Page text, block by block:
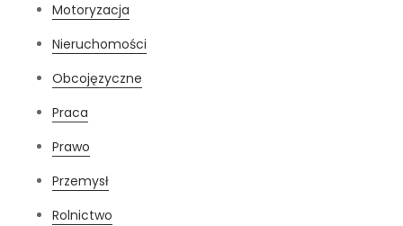
Motoryzacja
Nieruchomości
Obcojęzyczne
Praca
Prawo
Przemysł
Rolnictwo